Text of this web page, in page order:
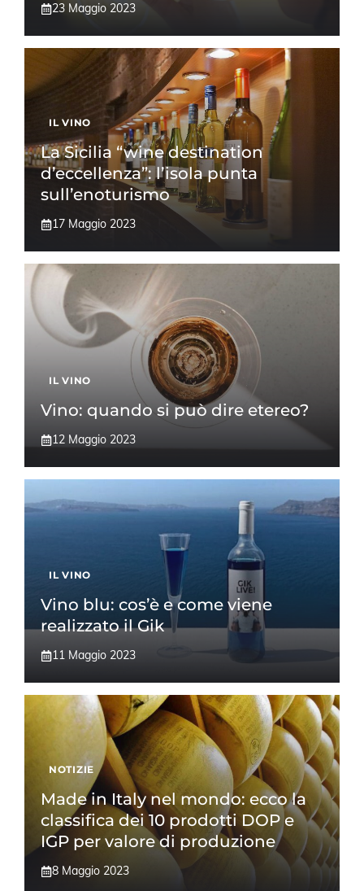
23 Maggio 2023
IL VINO
La Sicilia “wine destination
d’eccellenza”: l’isola punta
sull’enoturismo
17 Maggio 2023
IL VINO
Vino: quando si può dire etereo?
12 Maggio 2023
IL VINO
Vino blu: cos’è e come viene
realizzato il Gik
11 Maggio 2023
NOTIZIE
Made in Italy nel mondo: ecco la
classifica dei 10 prodotti DOP e
IGP per valore di produzione
8 Maggio 2023